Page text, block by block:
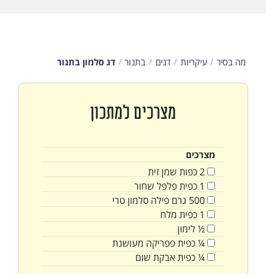
מה בסיר עיקריות דגים בתנור דג סלמון בתנור
מצרכים למתכון
מצרכים
2כפות שמן זית
1 כפיתפלפל שחור
500 גרם פילה סלמון טרי
1 כפית מלח
½לימון
¼כפיתפפריקה מעושנת
¼כפיתאבקת שום